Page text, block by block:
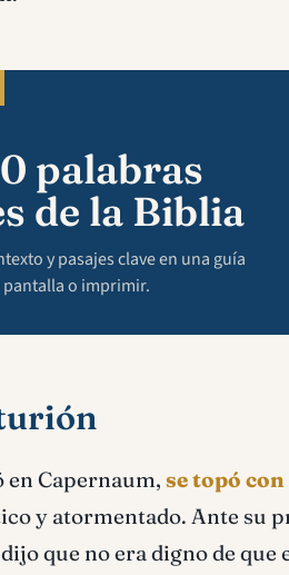
palabras
de la Biblia
y pasajes clave en una guía
o imprimir.
en Capernaum, se topó
y atormentado. Ante su
que no era digno de